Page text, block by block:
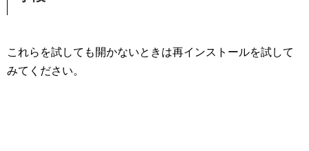
これらを試しても開かないときは再インストールを試して
みてください。